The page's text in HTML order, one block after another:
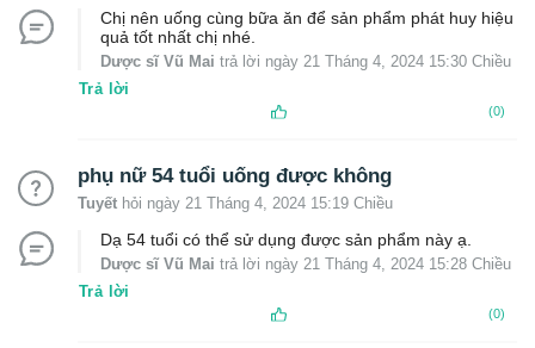
Chị nên uống cùng bữa ăn để sản phẩm phát huy hiệu
quả tốt nhất chị nhé.
Dược sĩ Vũ Mai trả lời ngày 21 Tháng 4, 2024 15:30 Chiều
Trả lời
(0)
phụ nữ 54 tuổi uống được không
Tuyết hỏi ngày 21 Tháng 4, 2024 15:19 Chiều
Dạ 54 tuổi có thể sử dụng được sản phẩm này ạ.
Dược sĩ Vũ Mai trả lời ngày 21 Tháng 4, 2024 15:28 Chiều
Trả lời
(0)